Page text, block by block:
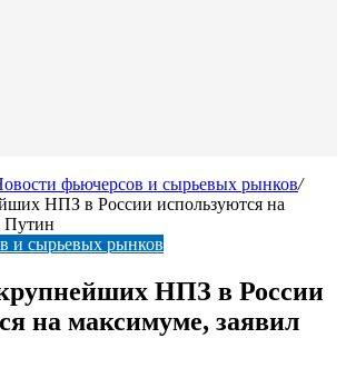
фьючерсов и сырьевых рынков/
НПЗ в России используются на
Путин
и сырьевых рынков
НПЗ в России
на максимуме, заявил